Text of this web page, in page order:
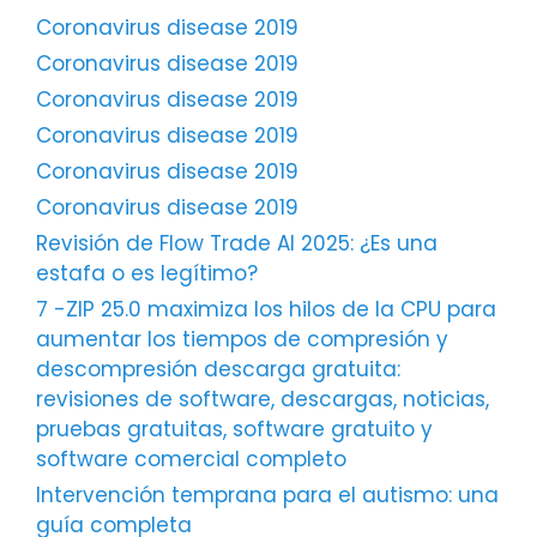
Coronavirus disease 2019
Coronavirus disease 2019
Coronavirus disease 2019
Coronavirus disease 2019
Coronavirus disease 2019
Coronavirus disease 2019
Revisión de Flow Trade AI 2025: ¿Es una
estafa o es legítimo?
7 -ZIP 25.0 maximiza los hilos de la CPU para
aumentar los tiempos de compresión y
descompresión descarga gratuita:
revisiones de software, descargas, noticias,
pruebas gratuitas, software gratuito y
software comercial completo
Intervención temprana para el autismo: una
guía completa